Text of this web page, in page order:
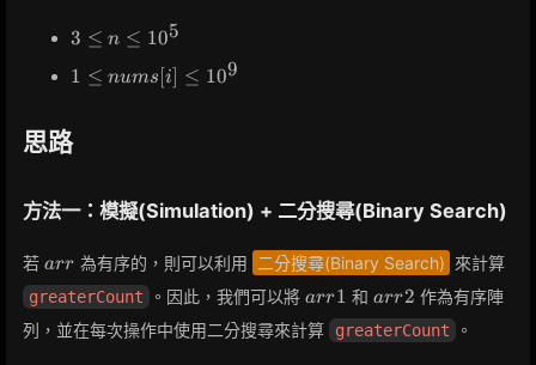
3
n
10^5
3 ≤ n ≤ 105
1 \leq
10^9
1 ≤ nums [i ≤ 109
思路
方法一：模擬(Simulation) + 二分搜尋(Binary Search)
若 arr
arr 為有序的，則可以利用 二分搜尋(Binary Search) 來計算
greaterCount 。因此，我們可以將 arr1
arr1 和 arr2
arr2 作為有序陣
列，並在每次操作中使用二分搜尋來計算
greaterCount 。